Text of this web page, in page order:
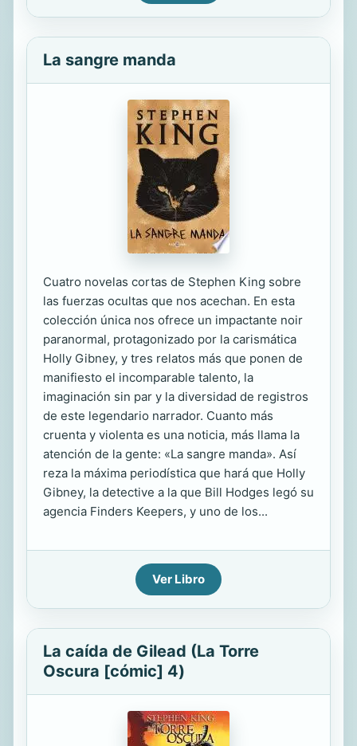
La sangre manda
Cuatro novelas cortas de Stephen King sobre
las fuerzas ocultas que nos acechan. En esta
colección única nos ofrece un impactante noir
paranormal, protagonizado por la carismática
Holly Gibney, y tres relatos más que ponen de
manifiesto el incomparable talento, la
imaginación sin par y la diversidad de registros
de este legendario narrador. Cuanto más
cruenta y violenta es una noticia, más llama la
atención de la gente: «La sangre manda». Así
reza la máxima periodística que hará que Holly
Gibney, la detective a la que Bill Hodges legó su
agencia Finders Keepers, y uno de los...
Ver Libro
La caída de Gilead (La Torre
Oscura [cómic] 4)